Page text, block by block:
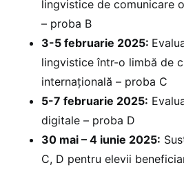
lingvistice de comunicare
– proba B
3-5 februarie 2025: ⁠
lingvistice într-o limbă de
internațională – proba C
5-7 februarie 2025:
digitale – proba D
30 mai – 4 iunie 2025:
C, D pentru elevii